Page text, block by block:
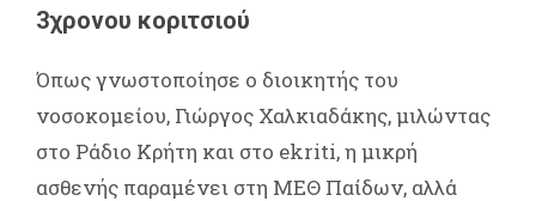
3χρονου κοριτσιού
Όπως γνωστοποίησε ο διοικητής του
νοσοκομείου, Γιώργος Χαλκιαδάκης, μιλώντας
στο Ράδιο Κρήτη και στο ekriti, η μικρή
ασθενής παραμένει στη ΜΕΘ Παίδων, αλλά